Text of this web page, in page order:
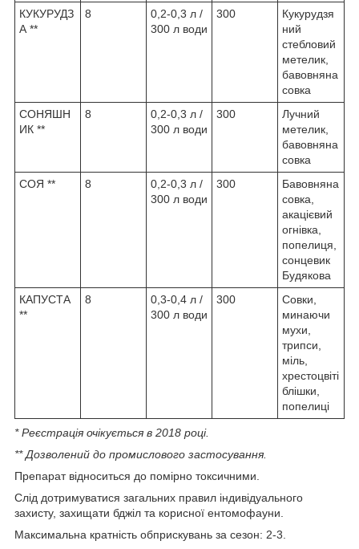
КУКУРУДЗ
А **
8
0,2-0,3 л /
300 л води
300
Кукурудзя
ний
стебловий
метелик,
бавовняна
совка
СОНЯШН
ИК **
8
0,2-0,3 л /
300 л води
300
Лучний
метелик,
бавовняна
совка
СОЯ **
8
0,2-0,3 л /
300 л води
300
Бавовняна
совка,
акацієвий
огнівка,
попелиця,
сонцевик
Будякова
КАПУСТА
**
8
0,3-0,4 л /
300 л води
300
Совки,
минаючи
мухи,
трипси,
міль,
хрестоцвіті
блішки,
попелиці
* Реєстрація очікується в 2018 році.
** Дозволений до промислового застосування.
Препарат відноситься до помірно токсичними.
Слід дотримуватися загальних правил індивідуального
захисту, захищати бджіл та корисної ентомофауни.
Максимальна кратність обприскувань за сезон: 2-3.